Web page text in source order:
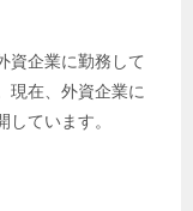
資企業に勤務して
現在、外資企業に
ています。